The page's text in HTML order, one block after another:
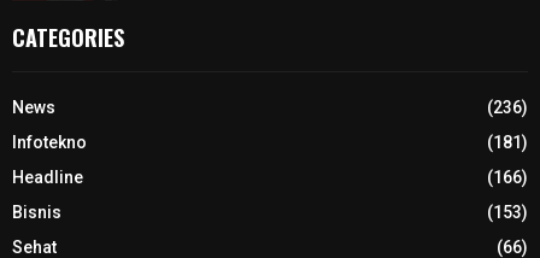
CATEGORIES
News
(236)
Infotekno
(181)
Headline
(166)
Bisnis
(153)
Sehat
(66)